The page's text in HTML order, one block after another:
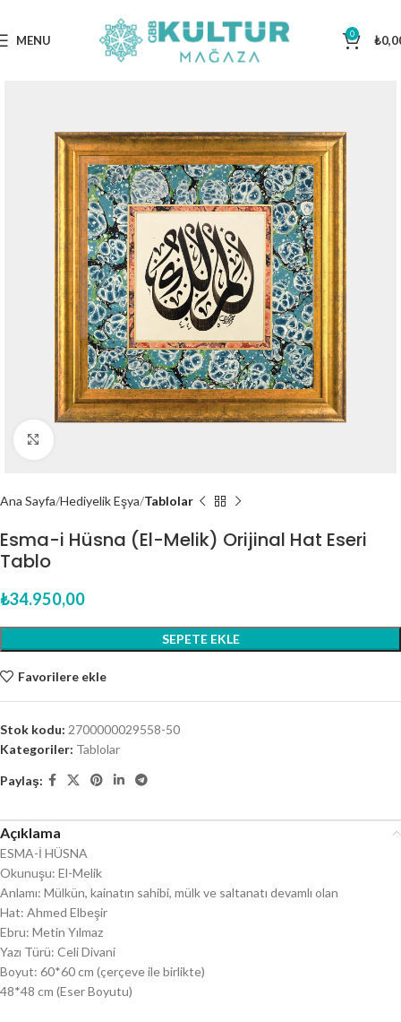
MENU 0 ₺
Ana Sayfa Hediyelik Eşya Tablolar
Esma-i Hüsna (El-Melik) Orijinal Hat Eseri
Tablo
₺34.950,00
SEPETE EKLE
Favorilere ekle
Stok kodu: 2700000029558-50
Kategoriler: Tablolar
Paylaş:
Açıklama
ESMA-İ HÜSNA
Okunuşu: El-Melik
Anlamı: Mülkün, kainatın sahibi, mülk ve saltanatı devamlı olan
Hat: Ahmed Elbeşir
Ebru: Metin Yılmaz
Yazı Türü: Celi Divani
Boyut: 60*60 cm (çerçeve ile birlikte)
48*48 cm (Eser Boyutu)